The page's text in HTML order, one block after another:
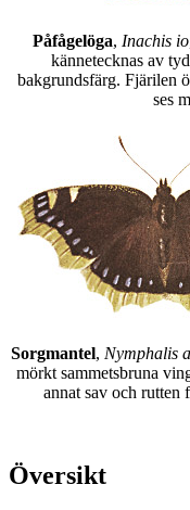
Påfågelöga, Inachis io
kännetecknas av
bakgrundsfärg. Fjärilen
ses
Sorgmantel, Nymphalis
mörkt sammetsbruna
annat sav och rutten
Översikt